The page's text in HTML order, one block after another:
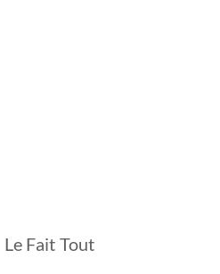
Le Fait Tout